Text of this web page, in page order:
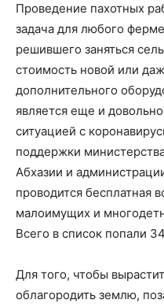
Проведение пахотных
задача для любого
решившего заняться
стоимость новой или
дополнительного
является еще и
ситуацией с
поддержки
Абхазии и
проводится бесплатная
малоимущих и
Всего в список попали
Для того, чтобы
облагородить землю,